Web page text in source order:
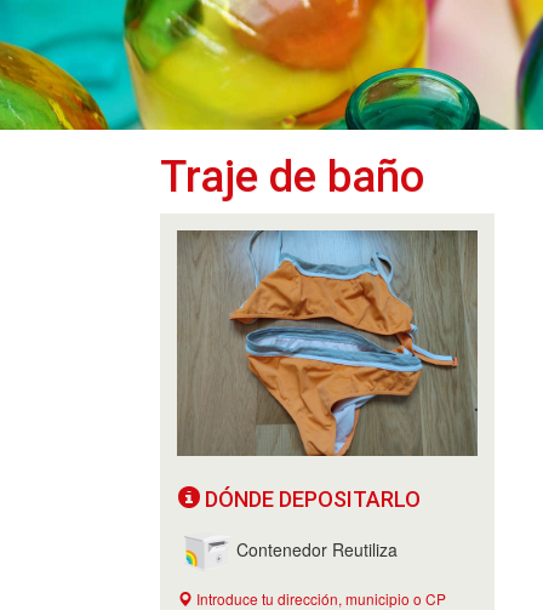
Traje de baño
DÓNDE DEPOSITARLO
Contenedor Reutiliza
Introduce tu dirección, municipio o CP